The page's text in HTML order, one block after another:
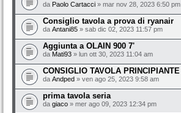
da Paolo Cartacci » mar nov 28, 2023 6:50 pm
Consiglio tavola a prova di ryanair
da Antani85 » sab dic 02, 2023 11:57 pm
Aggiunta a OLAIN 900 7'
da Mati93 » lun ott 30, 2023 11:04 am
CONSIGLIO TAVOLA PRINCIPIANTE
da Andped » ven ago 25, 2023 9:58 am
prima tavola seria
da giaco » mer ago 09, 2023 12:34 pm